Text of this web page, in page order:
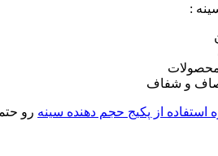
:
محصولات
صاف و شفاف
استفاده از پکیج حجم دهنده سینه رو